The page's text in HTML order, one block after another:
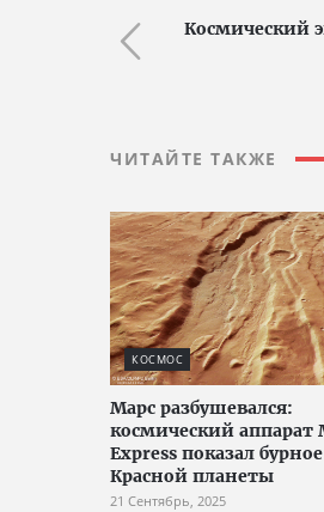
Космический
ЧИТАЙТЕ ТАКЖЕ
КОСМОС
Марс разбушевался:
космический аппарат
Express показал
Красной планеты
21 Сентябрь, 2025